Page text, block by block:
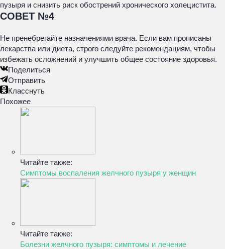
пузыря и снизить риск обострений хронического холецистита.
СОВЕТ №4
Не пренебрегайте назначениями врача. Если вам прописаны
лекарства или диета, строго следуйте рекомендациям, чтобы
избежать осложнений и улучшить общее состояние здоровья.
Поделиться
Отправить
Класснуть
Похожее
Читайте также:
Симптомы воспаления желчного пузыря у женщин
Читайте также:
Болезни желчного пузыря: симптомы и лечение